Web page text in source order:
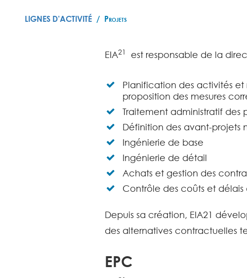
LIGNES D’ACTIVITÉ Projets
EIA21 est responsable de la
Planification des activités et
proposition des mesures
Traitement administratif des
Définition des avant-projets
Ingénierie de base
Ingénierie de détail
Achats et gestion des
Contrôle des coûts et délais
Depuis sa création, EIA21
des alternatives contractuelles
EPC